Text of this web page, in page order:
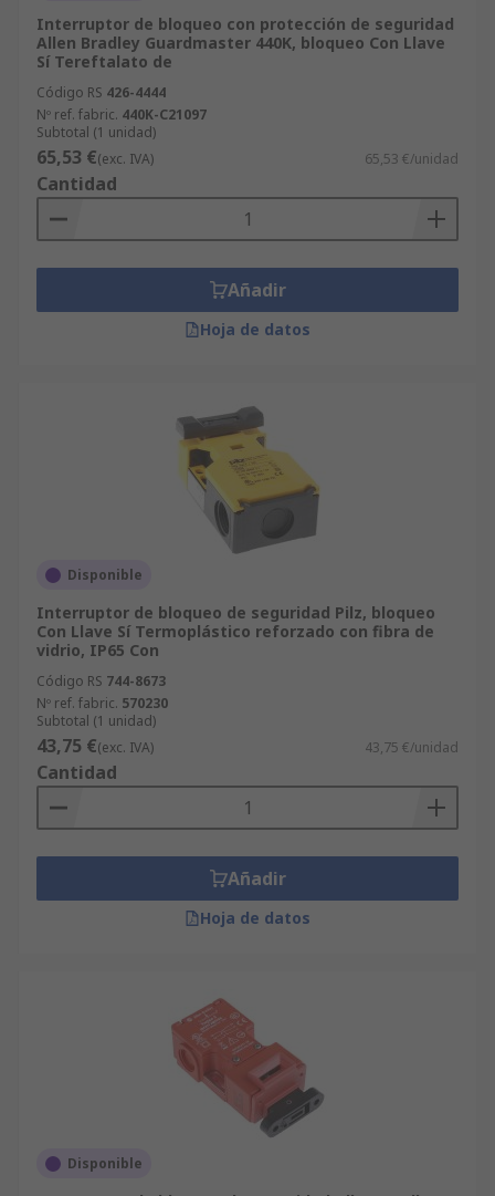
Interruptor de bloqueo con protección de seguridad
Allen Bradley Guardmaster 440K, bloqueo Con Llave
Sí Tereftalato de
Código RS 426-4444
Nº ref. fabric. 440K-C21097
Subtotal (1 unidad)
65,53 €(exc. IVA) 65,53 €/unidad
Cantidad
Añadir
Hoja de datos
Disponible
Interruptor de bloqueo de seguridad Pilz, bloqueo
Con Llave Sí Termoplástico reforzado con fibra de
vidrio, IP65 Con
Código RS 744-8673
Nº ref. fabric. 570230
Subtotal (1 unidad)
43,75 €(exc. IVA) 43,75 €/unidad
Cantidad
Añadir
Hoja de datos
Disponible